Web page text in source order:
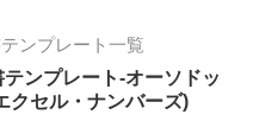
ンプレート一覧
テンプレート-オーソドッ
クセル・ナンバーズ)